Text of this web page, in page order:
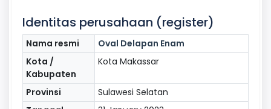
Identitas perusahaan (register)
Nama resmi
Oval Delapan Enam
Kota /
Kabupaten
Kota Makassar
Provinsi
Sulawesi Selatan